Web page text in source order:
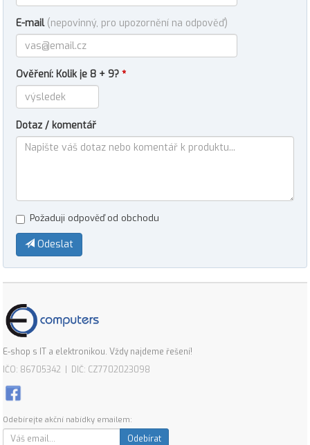
E-mail (nepovinný, pro upozornění na odpověď)
Ověření: Kolik je 8 + 9? *
Dotaz / komentář
Požaduji odpověď od obchodu
Odeslat
E-shop s IT a elektronikou. Vždy najdeme řešení!
IČO: 86705342 | DIČ: CZ7702023098
Odebírejte akční nabídky emailem:
Odebírat